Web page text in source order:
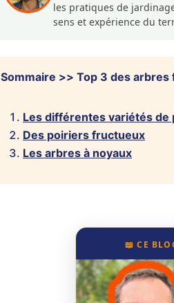
les pratiques de
sens et expérience du
Sommaire >> Top 3 des
Les différentes variétés de
Des poiriers fructueux
Les arbres à noyaux
📖 CE